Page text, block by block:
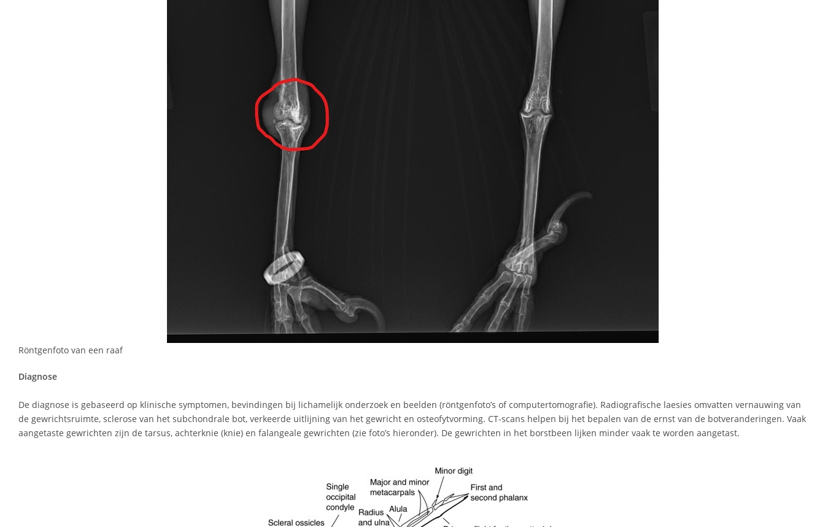
Röntgenfoto van een raaf
Diagnose
De diagnose is gebaseerd op klinische symptomen, bevindingen bij lichamelijk onderzoek en beelden (röntgenfoto’s of computertomografie). Radiografische laesies omvatten vernauwing van
de gewrichtsruimte, sclerose van het subchondrale bot, verkeerde uitlijning van het gewricht en osteofytvorming. CT-scans helpen bij het bepalen van de ernst van de botveranderingen. Vaak
aangetaste gewrichten zijn de tarsus, achterknie (knie) en falangeale gewrichten (zie foto’s hieronder). De gewrichten in het borstbeen lijken minder vaak te worden aangetast.